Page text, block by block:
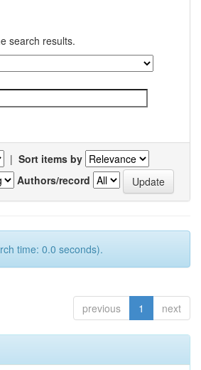
search results.
| Sort items by
Authors/record
time: 0.0 seconds).
previous 1 next